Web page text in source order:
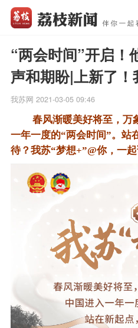
“两会时间”开启！
声和期盼|上新了！
我苏网 2021-03-05 09:46
春风渐暖美好将至，万
一年一度的“两会时间”。站
待？我苏“梦想+”@你，一